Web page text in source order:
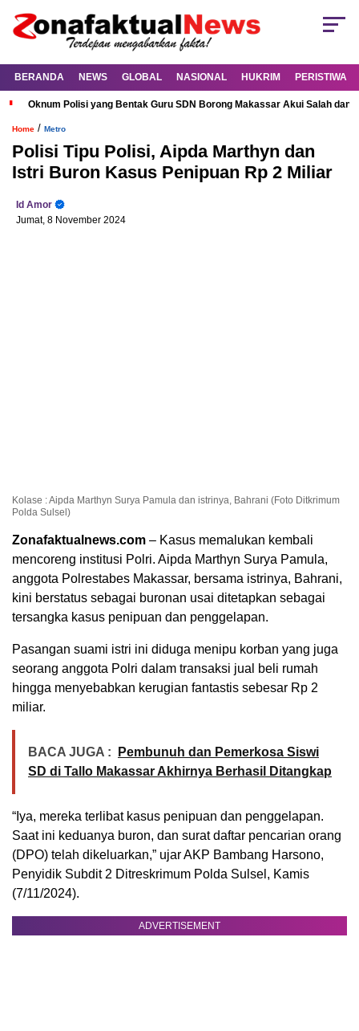
BERANDA NEWS GLOBAL NASIONAL HUKRIM PERISTIWA
Oknum Polisi yang Bentak Guru SDN Borong Makassar Akui Salah dan
Home / Metro
Polisi Tipu Polisi, Aipda Marthyn dan
Istri Buron Kasus Penipuan Rp 2 Miliar
Id Amor
Jumat, 8 November 2024
Kolase : Aipda Marthyn Surya Pamula dan istrinya, Bahrani (Foto Ditkrimum
Polda Sulsel)
Zonafaktualnews.com – Kasus memalukan kembali
mencoreng institusi Polri. Aipda Marthyn Surya Pamula,
anggota Polrestabes Makassar, bersama istrinya, Bahrani,
kini berstatus sebagai buronan usai ditetapkan sebagai
tersangka kasus penipuan dan penggelapan.
Pasangan suami istri ini diduga menipu korban yang juga
seorang anggota Polri dalam transaksi jual beli rumah
hingga menyebabkan kerugian fantastis sebesar Rp 2
miliar.
BACA JUGA :
Pembunuh dan Pemerkosa Siswi
SD di Tallo Makassar Akhirnya Berhasil Ditangkap
“Iya, mereka terlibat kasus penipuan dan penggelapan.
Saat ini keduanya buron, dan surat daftar pencarian orang
(DPO) telah dikeluarkan,” ujar AKP Bambang Harsono,
Penyidik Subdit 2 Ditreskrimum Polda Sulsel, Kamis
(7/11/2024).
ADVERTISEMENT